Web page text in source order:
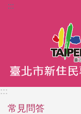
跳到主要內容區塊
:::
:::
常見問答